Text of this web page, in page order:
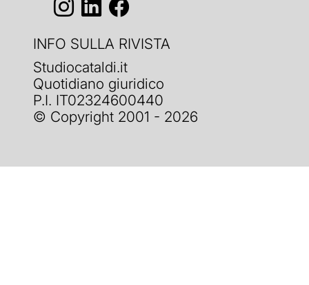
INFO SULLA RIVISTA
Studiocataldi.it
Quotidiano giuridico
P.I. IT02324600440
© Copyright 2001 - 2026